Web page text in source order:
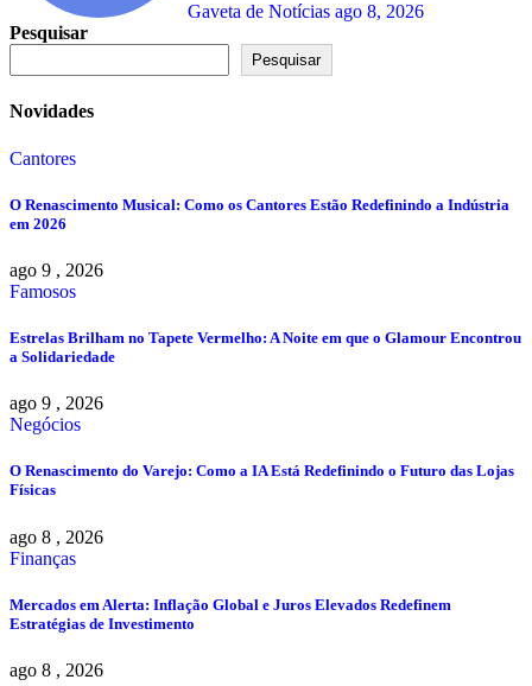
Gaveta de Notícias ago 8, 2026
Pesquisar
Pesquisar
Novidades
Cantores
O Renascimento Musical: Como os Cantores Estão Redefinindo a Indústria
em 2026
ago 9 , 2026
Famosos
Estrelas Brilham no Tapete Vermelho: A Noite em que o Glamour Encontrou
a Solidariedade
ago 9 , 2026
Negócios
O Renascimento do Varejo: Como a IA Está Redefinindo o Futuro das Lojas
Físicas
ago 8 , 2026
Finanças
Mercados em Alerta: Inflação Global e Juros Elevados Redefinem
Estratégias de Investimento
ago 8 , 2026